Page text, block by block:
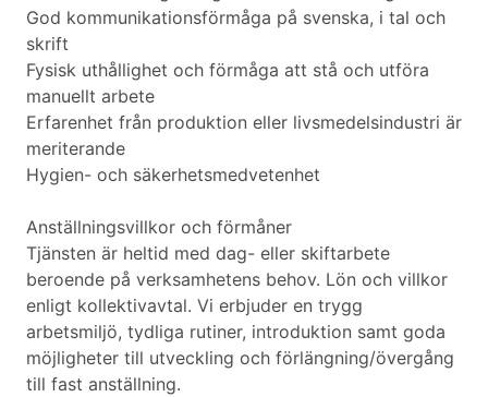
God kommunikationsförmåga på svenska, i tal och
skrift
Fysisk uthållighet och förmåga att stå och utföra
manuellt arbete
Erfarenhet från produktion eller livsmedelsindustri är
meriterande
Hygien- och säkerhetsmedvetenhet
Anställningsvillkor och förmåner
Tjänsten är heltid med dag- eller skiftarbete
beroende på verksamhetens behov. Lön och villkor
enligt kollektivavtal. Vi erbjuder en trygg
arbetsmiljö, tydliga rutiner, introduktion samt goda
möjligheter till utveckling och förlängning/övergång
till fast anställning.